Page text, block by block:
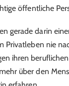
öffentliche
gerade darin
Privatleben nie
ihren
über den